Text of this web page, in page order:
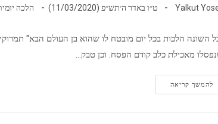
Yalkut פורסם:
ט״ו באדר ה׳תש״פ (11/03/2020) קטגוריה:
הלכה
השונה הלכות בכל יום מובטח לו שהוא בן העולם הבא"
מאכילת כלב קודם הפסח. וכן טבק…
להמשך קריאההלכה
יומית